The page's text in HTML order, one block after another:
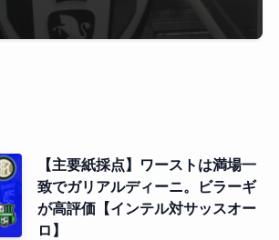
【主要紙採点】ワーストは満場一
致でガリアルディーニ。ビラーギ
が高評価【インテル対サッスオー
ロ】